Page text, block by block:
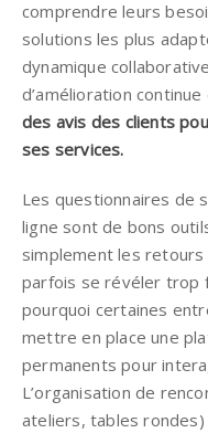
comprendre leurs
solutions les plus
dynamique
d’amélioration
des avis des clients
ses services.
Les questionnaires de
ligne sont de bons
simplement les
parfois se révéler trop
pourquoi certaines
mettre en place une
permanents pour
L’organisation de
ateliers, tables